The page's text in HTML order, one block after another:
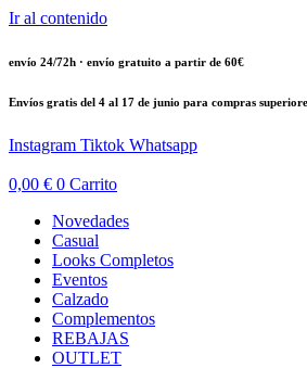
Ir al contenido
envío 24/72h · envío gratuito a partir de 60€
Envíos gratis del 4 al 17 de junio para compras
Instagram Tiktok Whatsapp
0,00 € 0 Carrito
Novedades
Casual
Looks Completos
Eventos
Calzado
Complementos
REBAJAS
OUTLET